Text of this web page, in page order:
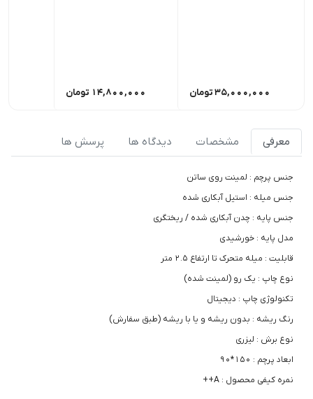
35,000,000تومان 14,800,000 تومان
معرفی مشخصات دیدگاه ها پرسش ها
جنس پرچم : لمینت روی ساتن
جنس میله : استیل آبکاری شده
جنس پایه : چدن آبکاری شده / ریختگری
مدل پایه : خورشیدی
قابلیت : میله متحرک تا ارتفاع 2.5 متر
نوع چاپ : یک رو (لمینت شده)
تکنولوژی چاپ : دیجیتال
رنگ ریشه : بدون ریشه و یا با ریشه (طبق سفارش)
نوع برش : لیزری
ابعاد پرچم : 150*90
نمره کیفی محصول : A++